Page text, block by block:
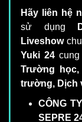
Hãy liên hệ
sử dụng
Liveshow
Yuki 24
Trường
trường, Dịch
CÔNG
SEPRE